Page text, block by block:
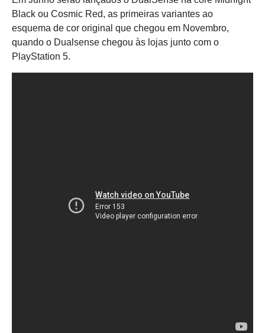
Black ou Cosmic Red, as primeiras variantes ao
esquema de cor original que chegou em Novembro,
quando o Dualsense chegou às lojas junto com o
PlayStation 5.